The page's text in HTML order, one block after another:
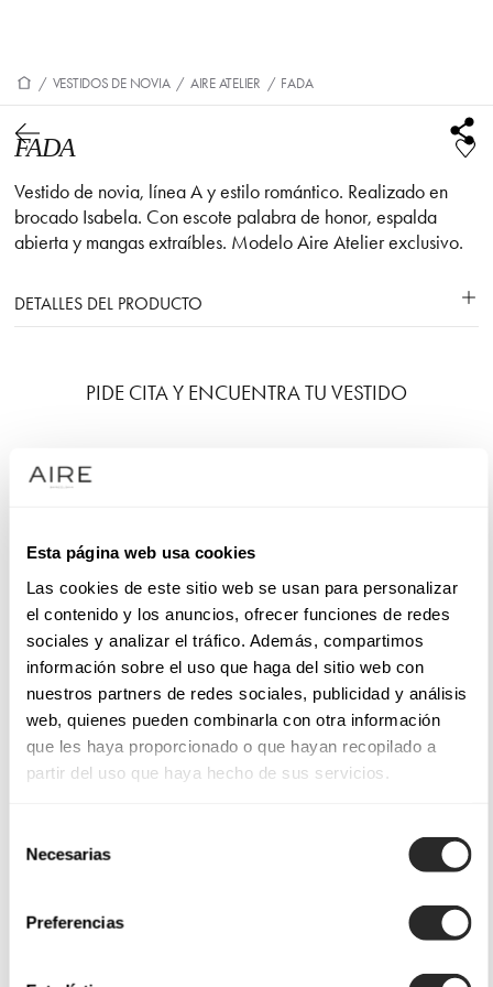
Esta página web usa cookies
Las cookies de este sitio web se usan para personalizar
el contenido y los anuncios, ofrecer funciones de redes
sociales y analizar el tráfico. Además, compartimos
información sobre el uso que haga del sitio web con
nuestros partners de redes sociales, publicidad y análisis
web, quienes pueden combinarla con otra información
que les haya proporcionado o que hayan recopilado a
partir del uso que haya hecho de sus servicios.
Necesarias
Preferencias
/ VESTIDOS DE NOVIA / AIRE ATELIER / FADA
FADA
Vestido de novia, línea A y estilo romántico. Realizado en
brocado Isabela. Con escote palabra de honor, espalda
abierta y mangas extraíbles. Modelo Aire Atelier exclusivo.
DETALLES DEL PRODUCTO
PIDE CITA Y ENCUENTRA TU VESTIDO